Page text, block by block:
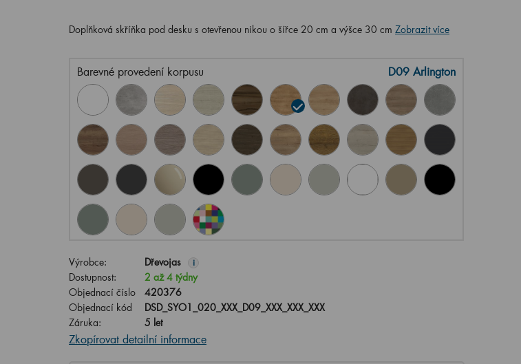
Doplňková skříňka pod desku s otevřenou nikou o šířce 20 cm a výšce 30 cm Zobrazit více
Barevné provedení korpusu D09 Arlington
Výrobce: Dřevojas i
Dostupnost:
2 až 4 týdny
Objednací číslo
420376
Objednací kód
DSD_SYO1_020_XXX_D09_XXX_XXX_XXX
Záruka:
5 let
Zkopírovat detailní informace